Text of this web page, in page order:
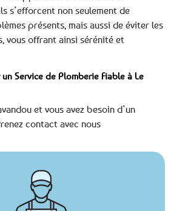
s’efforcent non seulement de
présents, mais aussi de éviter les
vous offrant ainsi sérénité et
Service de Plomberie Fiable à Le
et vous avez besoin d’un
contact avec nous